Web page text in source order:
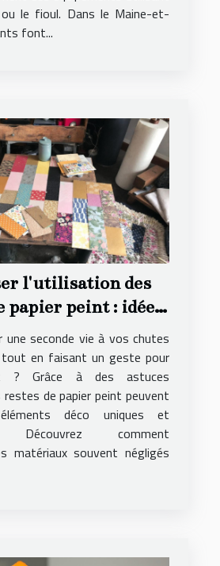
le fioul. Dans le Maine-et-
font...
l'utilisation des
papier peint : idées
et écologiques
une seconde vie à vos chutes
tout en faisant un geste pour
? Grâce à des astuces
restes de papier peint peuvent
déco uniques et
Découvrez comment
matériaux souvent négligés